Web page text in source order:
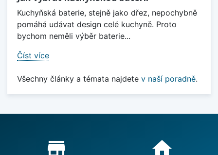
Kuchyňská baterie, stejně jako dřez, nepochybně
pomáhá udávat design celé kuchyně. Proto
bychom neměli výběr baterie...
Číst více
Všechny články a témata najdete v naší poradně.
Proč nakupovat u nás?
store_mall_directory home